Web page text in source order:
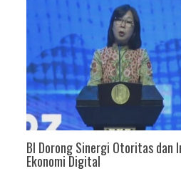
BI Dorong Sinergi Otoritas dan
Ekonomi Digital